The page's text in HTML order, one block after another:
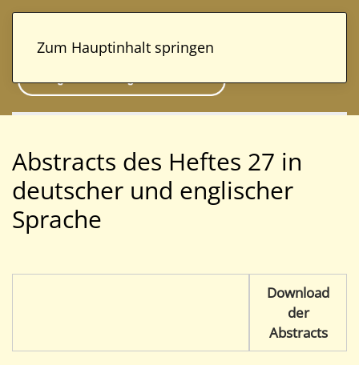
Zum Hauptinhalt springen
Abstracts des Heftes 27 in
deutscher und englischer
Sprache
Download
der
Abstracts